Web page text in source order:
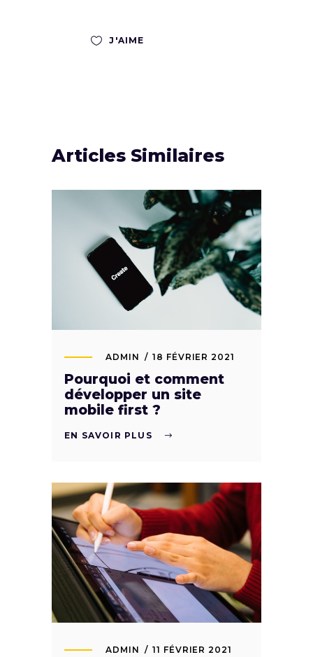
J'AIME
Articles Similaires
ADMIN 18 FÉVRIER 2021
Pourquoi et comment
développer un site
mobile first ?
EN SAVOIR PLUS
ADMIN 11 FÉVRIER 2021